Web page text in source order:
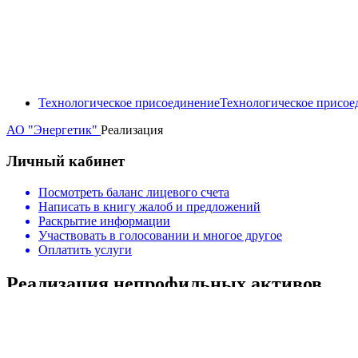
Технологическое присоединениеТехнологическое
АО "Энергетик" Реализация
Личный кабинет
Посмотреть баланс лицевого счета
Написать в книгу жалоб и предложений
Раскрытие информации
Участвовать в голосовании и многое другое
Оплатить услуги
Реализация непрофильных активов